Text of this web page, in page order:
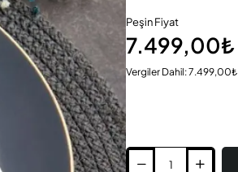
Peşin Fiyat
7.499,00₺
Vergiler Dahil: 7.499,00₺